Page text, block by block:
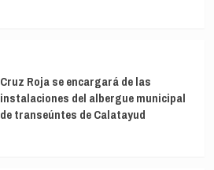
Cruz Roja se encargará de las
instalaciones del albergue municipal
de transeúntes de Calatayud